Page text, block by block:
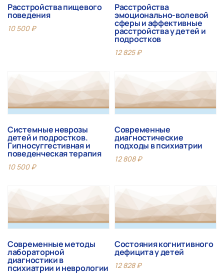
Расстройства пищевого
поведения
10 500₽
Расстройства
эмоционально-волевой
сферы и аффективные
расстройства у детей и
подростков
12 825₽
Системные неврозы
детей и подростков.
Гипносуггестивная и
поведенческая терапия
10 500₽
Современные
диагностические
подходы в психиатрии
12 808₽
Современные методы
лабораторной
диагностики в
психиатрии и неврологии
Состояния когнитивного
дефицита у детей
12 828₽